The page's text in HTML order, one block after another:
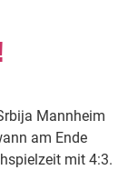
Mannheim
am Ende
mit 4:3.